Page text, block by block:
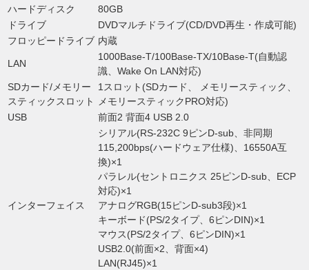
ハードディスク
80GB
ドライブ
DVDマルチドライブ(CD/DVD再生・作成可能)
フロッピードライブ 内蔵
LAN
1000Base-T/100Base-TX/10Base-T(自動認
識、Wake On LAN対応)
SDカード/メモリー
スティックスロット
1スロット(SDカード、 メモリースティック、
メモリースティックPRO対応)
USB
前面2 背面4 USB 2.0
インターフェイス
シリアル(RS-232C 9ピンD-sub、非同期
115,200bps(ハードウェア仕様)、16550A互
換)×1
パラレル(セントロニクス 25ピンD-sub、ECP
対応)×1
アナログRGB(15ピンD-sub3段)×1
キーボード(PS/2タイプ、6ピンDIN)×1
マウス(PS/2タイプ、6ピンDIN)×1
USB2.0(前面×2、背面×4)
LAN(RJ45)×1